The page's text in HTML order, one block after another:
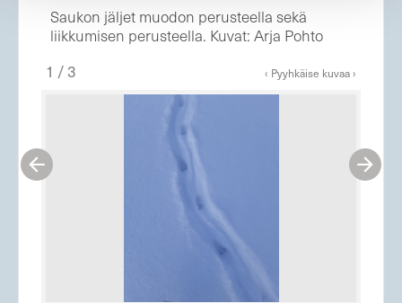
Saukon jäljet muodon perusteella sekä
liikkumisen perusteella. Kuvat: Arja Pohto
‹ Pyyhkäise kuvaa ›
1 / 3
 